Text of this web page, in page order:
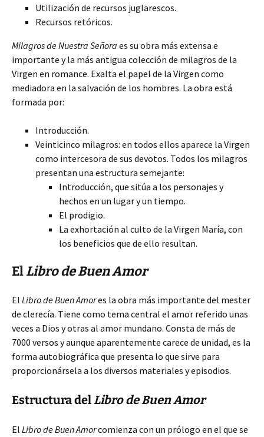
Utilización de recursos juglarescos.
Recursos retóricos.
Milagros de Nuestra Señora es su obra más extensa e
importante y la más antigua colección de milagros de la
Virgen en romance. Exalta el papel de la Virgen como
mediadora en la salvación de los hombres. La obra está
formada por:
Introducción.
Veinticinco milagros: en todos ellos aparece la Virgen
como intercesora de sus devotos. Todos los milagros
presentan una estructura semejante:
Introducción, que sitúa a los personajes y
hechos en un lugar y un tiempo.
El prodigio.
La exhortación al culto de la Virgen María, con
los beneficios que de ello resultan.
ElLibro de Buen Amor
El Libro de Buen Amores la obra más importante del mester
de clerecía. Tiene como tema central el amor referido unas
veces a Dios y otras al amor mundano. Consta de más de
7000 versos y aunque aparentemente carece de unidad, es la
forma autobiográfica que presenta lo que sirve para
proporcionársela a los diversos materiales y episodios.
Estructura delLibro de Buen Amor
El Libro de Buen Amorcomienza con un prólogo en el que se